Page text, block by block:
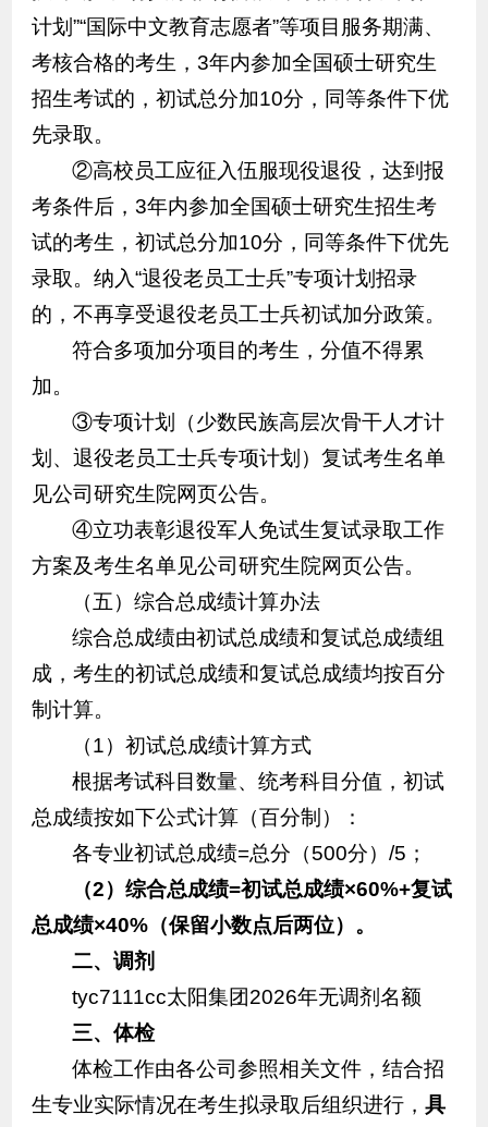
计划”“国际中文教育志愿者”等项目服务期满、
考核合格的考生，3年内参加全国硕士研究生
招生考试的，初试总分加10分，同等条件下优
先录取。
②高校员工应征入伍服现役退役，达到报
考条件后，3年内参加全国硕士研究生招生考
试的考生，初试总分加10分，同等条件下优先
录取。纳入“退役老员工士兵”专项计划招录
的，不再享受退役老员工士兵初试加分政策。
符合多项加分项目的考生，分值不得累
加。
③专项计划（少数民族高层次骨干人才计
划、退役老员工士兵专项计划）复试考生名单
见公司研究生院网页公告。
④立功表彰退役军人免试生复试录取工作
方案及考生名单见公司研究生院网页公告。
（五）综合总成绩计算办法
综合总成绩由初试总成绩和复试总成绩组
成，考生的初试总成绩和复试总成绩均按百分
制计算。
（1）初试总成绩计算方式
根据考试科目数量、统考科目分值，初试
总成绩按如下公式计算（百分制）：
各专业初试总成绩=总分（500分）/5；
（2） 综合总成绩=初试总成绩×60%+复试
总成绩×40%（保留小数点后两位）。
二、 调剂
tyc7111cc太阳集团2026年无调剂名额
三、 体检
体检工作由各公司参照相关文件，结合招
生专业实际情况在考生拟录取后组织进行， 具